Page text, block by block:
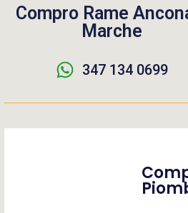
Compro Rame
Marche
347 134 0699